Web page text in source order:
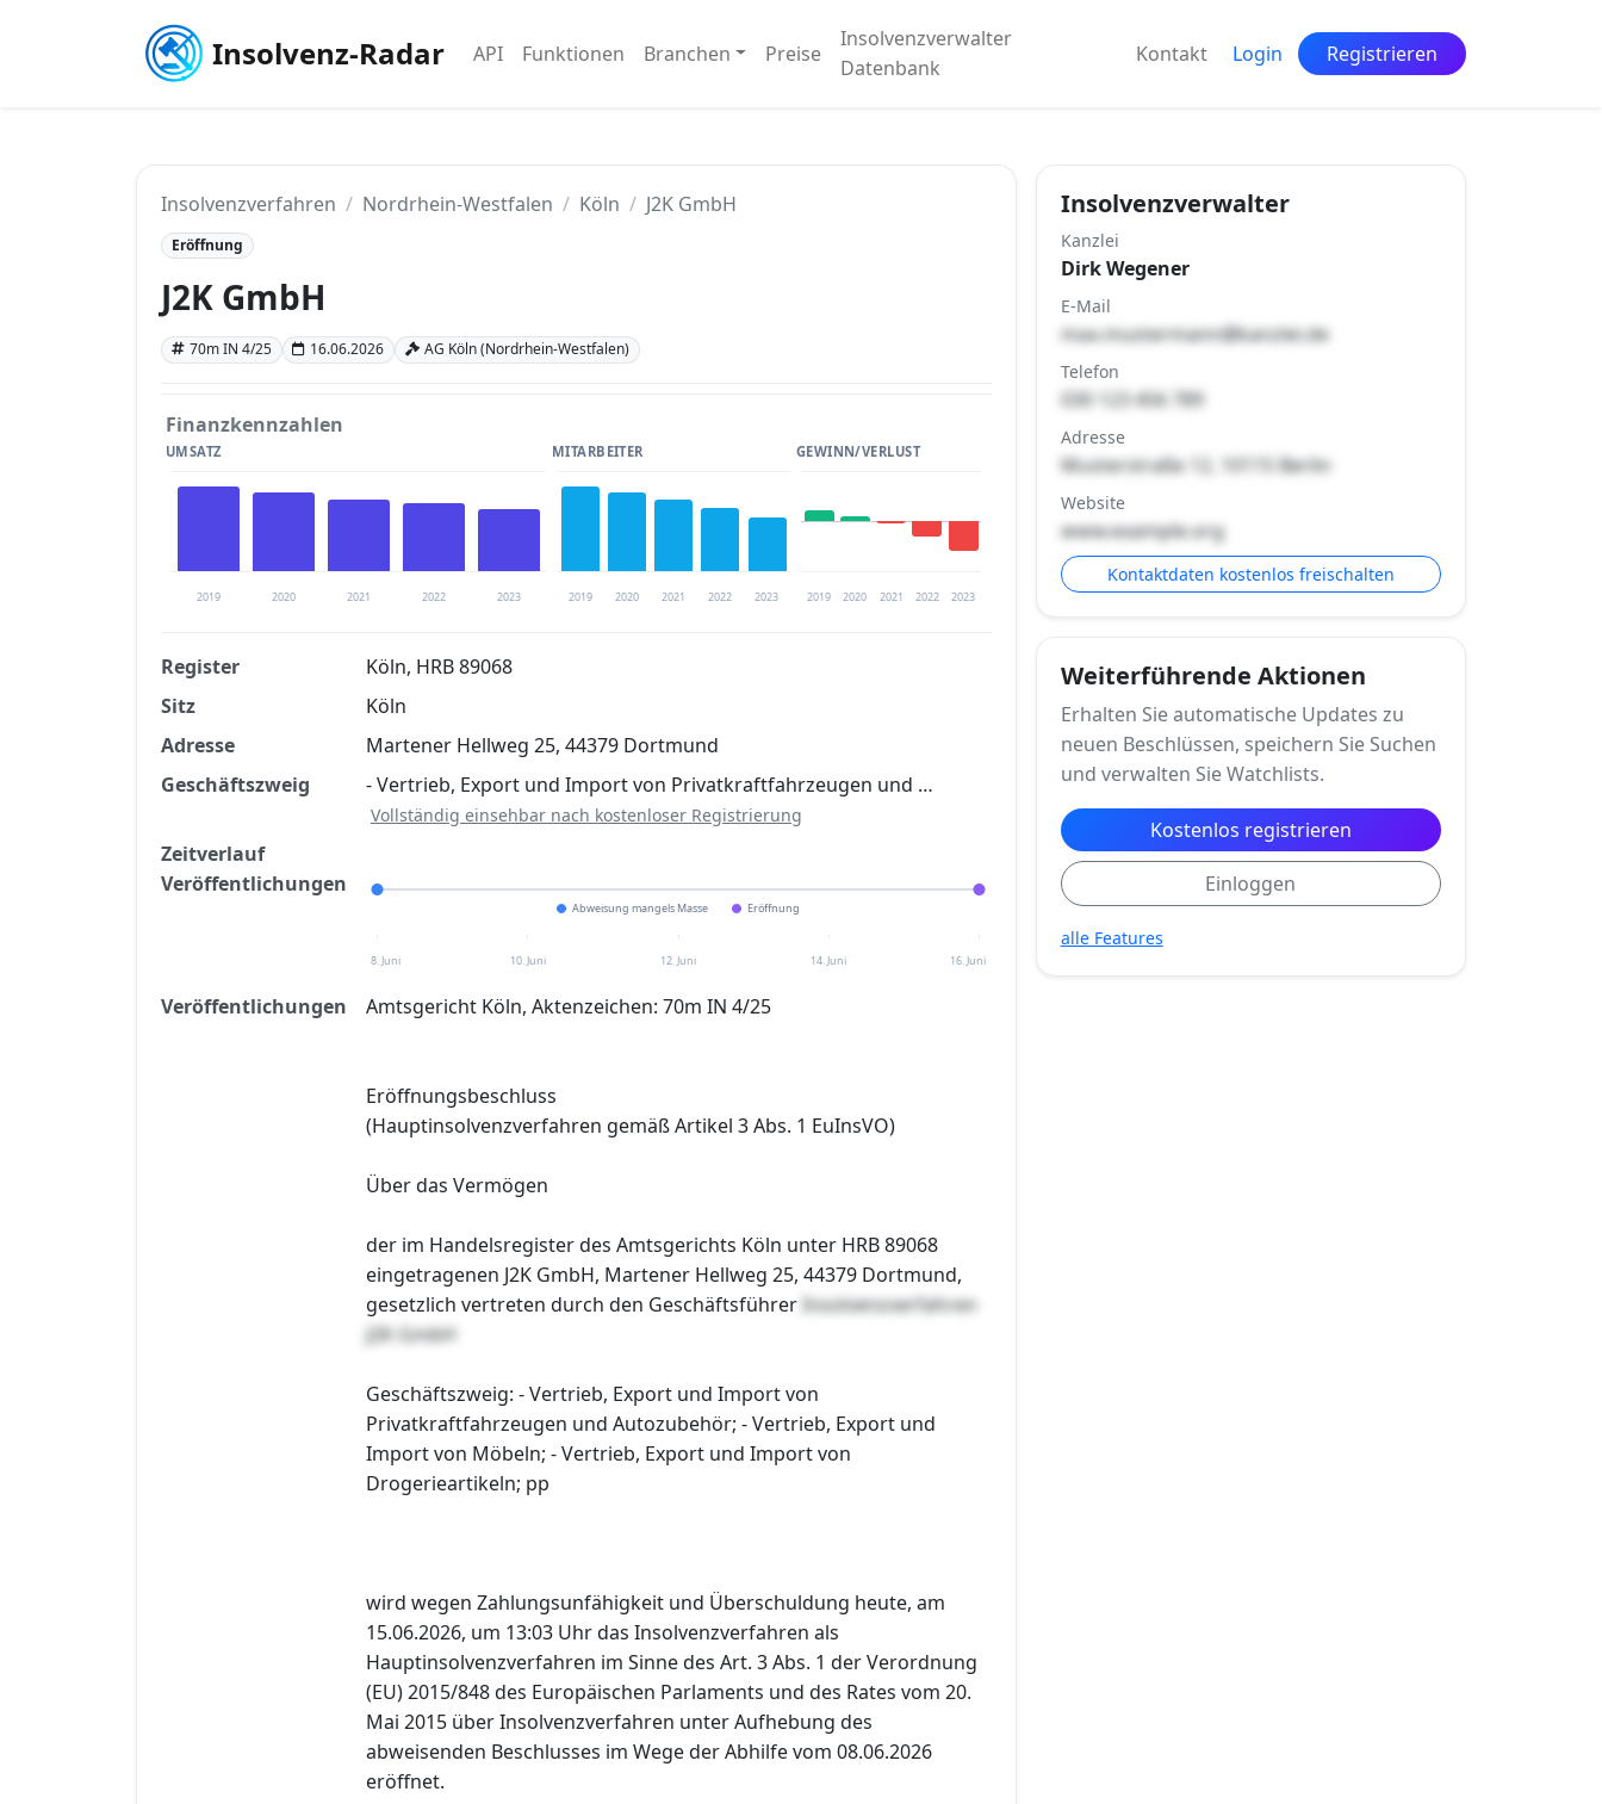
Insolvenz-Radar API Funktionen Branchen Preise
Insolvenzverwalter
Datenbank
Kontakt Login Registrieren
Insolvenzverfahren Nordrhein-Westfalen Köln J2K GmbH
Eröffnung
J2K GmbH
70m IN 4/25 16.06.2026 AG Köln (Nordrhein-Westfalen)
Finanzkennzahlen
UMSATZ
2019 2020 2021 2022 2023
MITARBEITER
2019 2020 2021 2022 2023
GEWINN/VERLUST
2019 2020 2021 2022 2023
Finanzkennzahlen nach kostenloser Registrierung verfügbar
Jetzt kostenlos registrieren
Register
Köln, HRB 89068
Sitz
Köln
Adresse
Martener Hellweg 25, 44379 Dortmund
Geschäftszweig
- Vertrieb, Export und Import von Privatkraftfahrzeugen und …
Vollständig einsehbar nach kostenloser Registrierung
Zeitverlauf
Veröffentlichungen
Abweisung mangels Masse Eröffnung
8. Juni 10. Juni 12. Juni 14. Juni 16. Juni
Veröffentlichungen Amtsgericht Köln, Aktenzeichen: 70m IN 4/25
Eröffnungsbeschluss
(Hauptinsolvenzverfahren gemäß Artikel 3 Abs. 1 EuInsVO)
Über das Vermögen
der im Handelsregister des Amtsgerichts Köln unter HRB 89068
eingetragenen J2K GmbH, Martener Hellweg 25, 44379 Dortmund,
gesetzlich vertreten durch den Geschäftsführer Insolvenzverfahren
J2K GmbH
Geschäftszweig: - Vertrieb, Export und Import von
Privatkraftfahrzeugen und Autozubehör; - Vertrieb, Export und
Import von Möbeln; - Vertrieb, Export und Import von
Drogerieartikeln; pp
wird wegen Zahlungsunfähigkeit und Überschuldung heute, am
15.06.2026, um 13:03 Uhr das Insolvenzverfahren als
Hauptinsolvenzverfahren im Sinne des Art. 3 Abs. 1 der Verordnung
(EU) 2015/848 des Europäischen Parlaments und des Rates vom 20.
Mai 2015 über Insolvenzverfahren unter Aufhebung des
abweisenden Beschlusses im Wege der Abhilfe vom 08.06.2026
eröffnet.
Insolvenzverwalter
Kanzlei
Dirk Wegener
E-Mail
max.mustermann@kanzlei.de
Telefon
030 123 456 789
Adresse
Musterstraße 12, 10115 Berlin
Website
www.example.org
Kontaktdaten kostenlos freischalten
Weiterführende Aktionen
Erhalten Sie automatische Updates zu
neuen Beschlüssen, speichern Sie Suchen
und verwalten Sie Watchlists.
Kostenlos registrieren
Einloggen
alle Features